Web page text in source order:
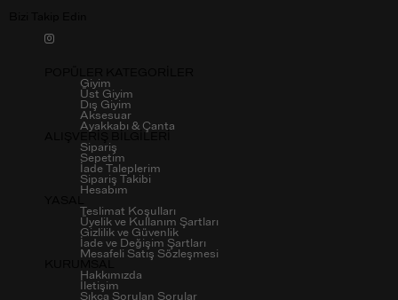
Giyim
Üst Giyim
Dış Giyim
Aksesuar
Ayakkabı & Çanta
Sipariş
Sepetim
İade Taleplerim
Sipariş Takibi
Hesabım
Teslimat Koşulları
Üyelik ve Kullanım Şartları
Gizlilik ve Güvenlik
İade ve Değişim Şartları
Mesafeli Satış Sözleşmesi
Hakkımızda
İletişim
Sıkça Sorulan Sorular